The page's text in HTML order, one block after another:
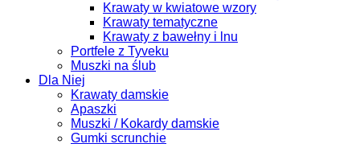
Krawaty w kwiatowe wzory
Krawaty tematyczne
Krawaty z bawełny i lnu
Portfele z Tyveku
Muszki na ślub
Dla Niej
Krawaty damskie
Apaszki
Muszki / Kokardy damskie
Gumki scrunchie